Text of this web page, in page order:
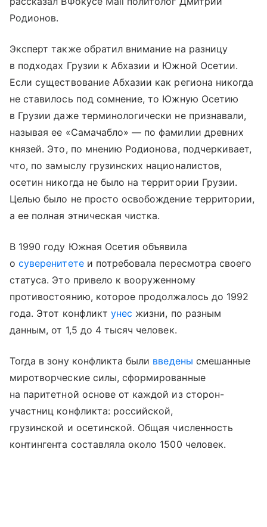
Родионов.
Эксперт также обратил внимание на разницу
в подходах Грузии к Абхазии и Южной Осетии.
Если существование Абхазии как региона никогда
не ставилось под сомнение, то Южную Осетию
в Грузии даже терминологически не признавали,
называя ее «Самачабло» — по фамилии древних
князей. Это, по мнению Родионова, подчеркивает,
что, по замыслу грузинских националистов,
осетин никогда не было на территории Грузии.
Целью было не просто освобождение территории,
а ее полная этническая чистка.
В 1990 году Южная Осетия объявила
осуверенитетеи потребовала пересмотра своего
статуса. Это привело к вооруженному
противостоянию, которое продолжалось до 1992
года. Этот конфликт унес жизни, по разным
данным, от 1,5 до 4 тысяч человек.
Тогда в зону конфликта были введены смешанные
миротворческие силы, сформированные
на паритетной основе от каждой из сторон-
участниц конфликта: российской,
грузинской и осетинской. Общая численность
контингента составляла около 1500 человек.